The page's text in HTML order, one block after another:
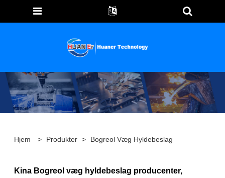
Hjem > Produkter > Bogreol Væg Hyldebeslag
Kina Bogreol væg hyldebeslag producenter,